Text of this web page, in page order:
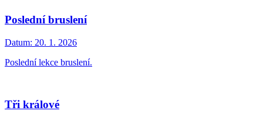
Poslední bruslení
Datum: 20. 1. 2026
Poslední lekce bruslení.
Tři králové